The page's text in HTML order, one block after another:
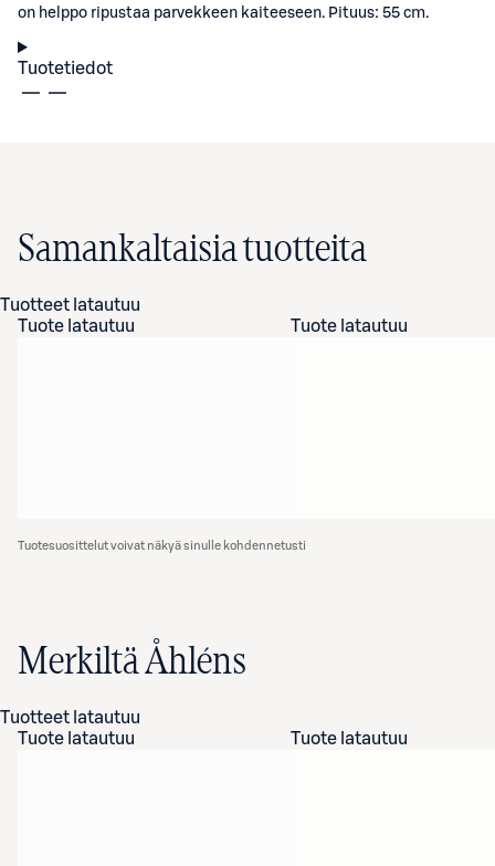
on helppo ripustaa parvekkeen kaiteeseen. Pituus: 55 cm.
Tuotetiedot
Samankaltaisia tuotteita
Tuotteet latautuu
Tuote latautuu
Tuote latautuu
Tuotesuosittelut voivat näkyä sinulle kohdennetusti
Merkiltä Åhléns
Tuotteet latautuu
Tuote latautuu
Tuote latautuu